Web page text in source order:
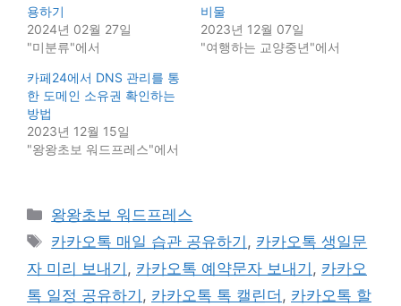
용하기
2024년 02월 27일
"미분류"에서
비물
2023년 12월 07일
"여행하는 교양중년"에서
카페24에서 DNS 관리를 통
한 도메인 소유권 확인하는
방법
2023년 12월 15일
"왕왕초보 워드프레스"에서
Categories
왕왕초보 워드프레스
Tags
카카오톡 매일 습관 공유하기 , 카카오톡 생일문
자 미리 보내기 , 카카오톡 예약문자 보내기 , 카카오
톡 일정 공유하기 , 카카오톡 톡 캘린더 , 카카오톡 할